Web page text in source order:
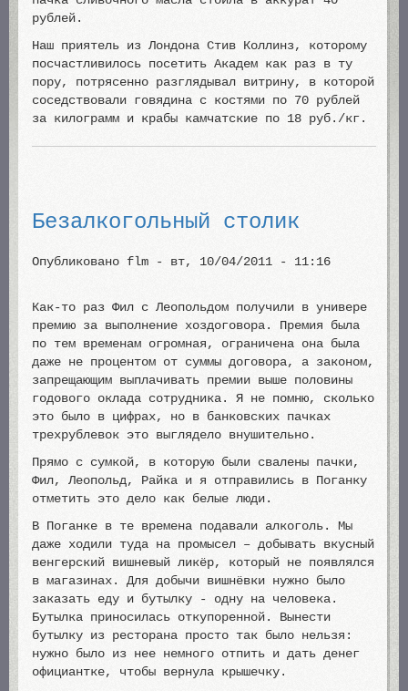
рублей.
Наш приятель из Лондона Стив Коллинз, которому
посчастливилось посетить Академ как раз в ту
пору, потрясенно разглядывал витрину, в которой
соседствовали говядина с костями по 70 рублей
за килограмм и крабы камчатские по 18 руб./кг.
Безалкогольный столик
Опубликовано flm - вт, 10/04/2011 - 11:16
Как-то раз Фил с Леопольдом получили в универе
премию за выполнение хоздоговора. Премия была
по тем временам огромная, ограничена она была
даже не процентом от суммы договора, а законом,
запрещающим выплачивать премии выше половины
годового оклада сотрудника. Я не помню, сколько
это было в цифрах, но в банковских пачках
трехрублевок это выглядело внушительно.
Прямо с сумкой, в которую были свалены пачки,
Фил, Леопольд, Райка и я отправились в Поганку
отметить это дело как белые люди.
В Поганке в те времена подавали алкоголь. Мы
даже ходили туда на промысел – добывать вкусный
венгерский вишневый ликёр, который не появлялся
в магазинах. Для добычи вишнёвки нужно было
заказать еду и бутылку - одну на человека.
Бутылка приносилась откупоренной. Вынести
бутылку из ресторана просто так было нельзя:
нужно было из нее немного отпить и дать денег
официантке, чтобы вернула крышечку.